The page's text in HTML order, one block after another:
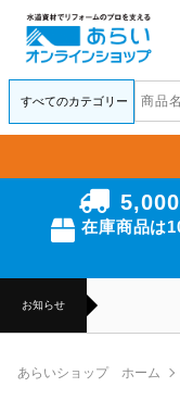
在庫商品は
お知らせ
あらいショップ ホーム